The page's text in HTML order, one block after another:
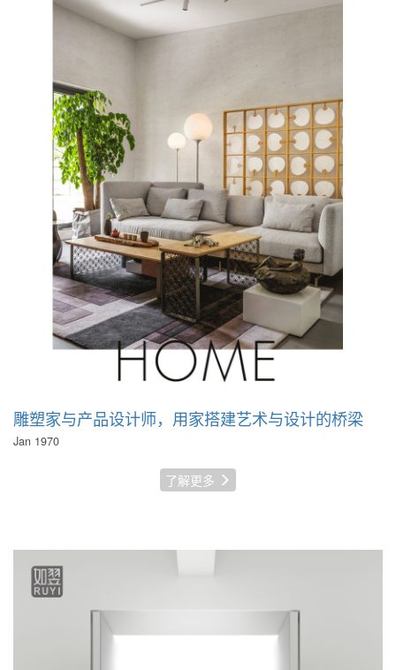
雕塑家与产品设计师，用家搭建艺术与设计的桥梁
Jan 1970
了解更多